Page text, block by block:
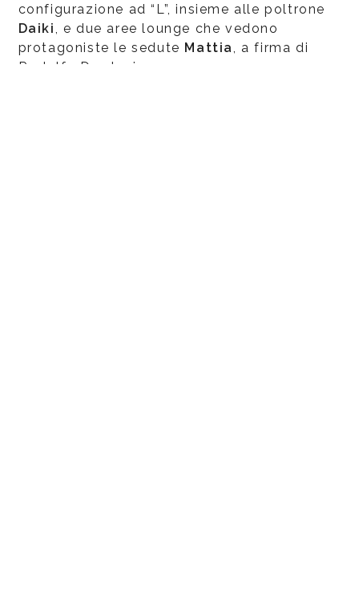
configurazione ad “L”, insieme alle poltrone
Daiki
, e due aree lounge che vedono
protagoniste le sedute Mattia
, a firma di
Rodolfo Dordoni.